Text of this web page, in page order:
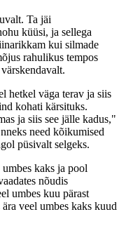
Ta jäi
küüsi, ja sellega
kui silmade
rahulikus tempos
hetkel väga terav ja siis
kohati kärsituks.
ja siis see jälle kadus,"
need kõikumised
püsivalt selgeks.
kaks ja pool
nõudis
umbes kuu pärast
veel umbes kaks kuud